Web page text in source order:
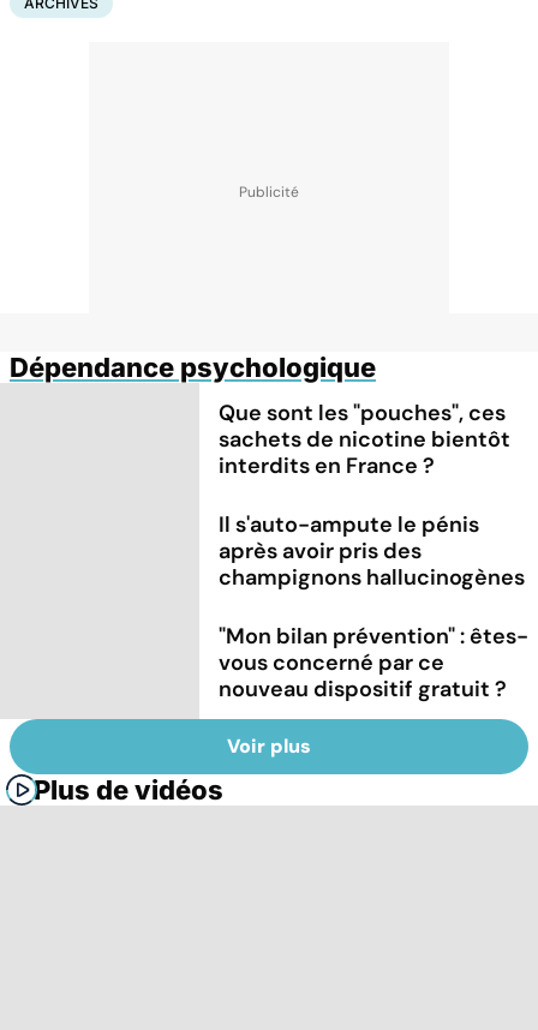
Dépendance psychologique
Que sont les "pouches", ces
sachets de nicotine bientôt
interdits en France ?
Il s'auto-ampute le pénis
après avoir pris des
champignons hallucinogènes
"Mon bilan prévention" : êtes-
vous concerné par ce
nouveau dispositif gratuit ?
Voir plus
Plus de vidéos